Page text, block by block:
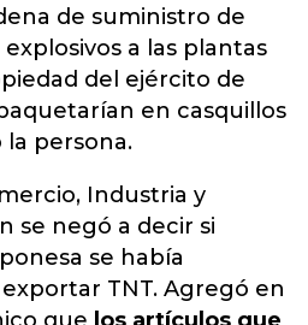
de suministro de
a las plantas
del ejército de
en casquillos
la persona.
Industria y
se negó a decir si
se había
TNT. Agregó en